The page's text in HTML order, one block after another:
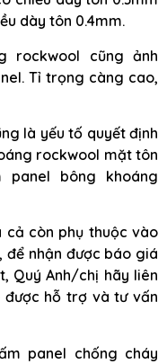
dày tôn 0.4mm.
rockwool cũng ảnh
Tỉ trọng càng cao,
là yếu tố quyết định
rockwool mặt tôn
bông khoáng
cả còn phụ thuộc vào
để nhận được báo giá
Quý Anh/chị hãy liên
được hỗ trợ và tư vấn
panel chống cháy